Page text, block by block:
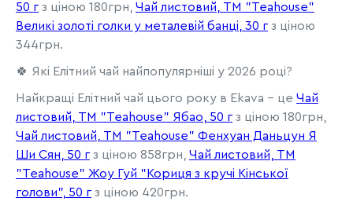
50 г з ціною 180грн, Чай листовий, ТМ "Teahouse"
Великі золоті голки у металевій банці, 30 г з ціною
344грн.
🍀 Які Елітний чай найпопулярніші у 2026 році?
Найкращі Елітний чай цього року в Ekava - це Чай
листовий, ТМ "Teahouse" Ябао, 50 г з ціною 180грн,
Чай листовий, ТМ "Teahouse" Фенхуан Даньцун Я
Ши Сян, 50 г з ціною 858грн, Чай листовий, ТМ
"Teahouse" Жоу Гуй "Кориця з кручі Кінської
голови", 50 г з ціною 420грн.